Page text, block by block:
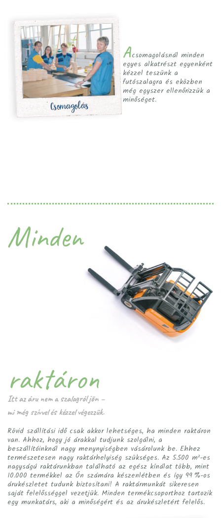
Acsomagolásnál minden
egyes alkatrészt egyenként
kézzel teszünk a
futószalagra és eközben
még egyszer ellenőrizzük a
minőséget.
Minden
raktáron
Itt az áru nem a szalagról jön –
mi még szívvel és kézzel végezzük.
Rövid szállítási idő csak akkor lehetséges, ha minden raktáron
van. Ahhoz, hogy jó árakkal tudjunk szolgálni, a
beszállítóinknál nagy menynyiségben vásárolunk be. Ehhez
természetesen nagy raktárhelyiség szükséges. Az 5.500 m²-es
nagyságú raktárunkban található az egész kínálat több, mint
10.000 termékkel az Ön számára készenlétben és így 99 %-os
árukészletet tudunk biztosítani! A raktármunkát sikeresen
saját felelősséggel vezetjük. Minden termékcsoporthoz tartozik
egy munkatárs, aki a minőségért és az árukészletért felelős.